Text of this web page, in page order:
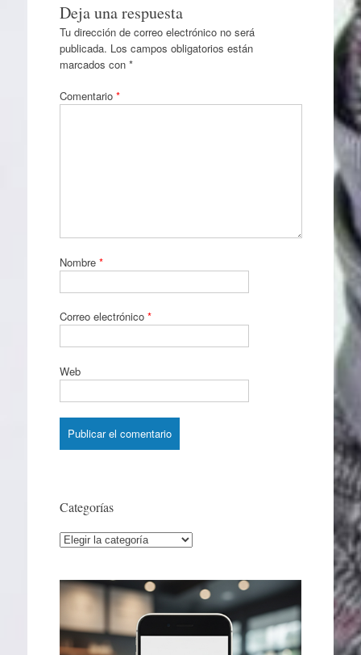
Deja una respuesta
Tu dirección de correo electrónico no será
publicada. Los campos obligatorios están
marcados con *
Comentario *
Nombre *
Correo electrónico *
Web
Categorías
Categorías